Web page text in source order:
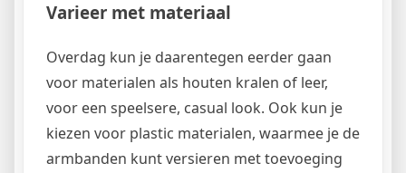
Varieer met materiaal
Overdag kun je daarentegen eerder gaan
voor materialen als houten kralen of leer,
voor een speelsere, casual look. Ook kun je
kiezen voor plastic materialen, waarmee je de
armbanden kunt versieren met toevoeging